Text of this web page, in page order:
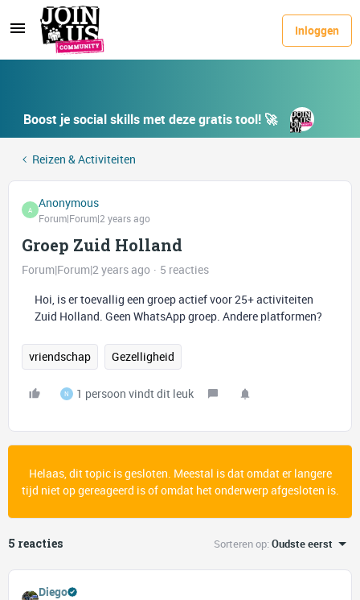
Inloggen
Boost je social skills met deze gratis tool! 🚀
Reizen & Activiteiten
A Anonymous
Forum|Forum|2 years ago
Groep Zuid Holland
Forum|Forum|2 years ago
5 reacties
Hoi, is er toevallig een groep actief voor 25+ activiteiten
Zuid Holland. Geen WhatsApp groep. Andere platformen?
vriendschap Gezelligheid
N 1 persoon vindt dit leuk
Helaas, dit topic is gesloten. Meestal is dat omdat er langere
tijd niet op gereageerd is of omdat het onderwerp afgesloten is.
5 reacties Sorteren op:Oudste eerst
Diego